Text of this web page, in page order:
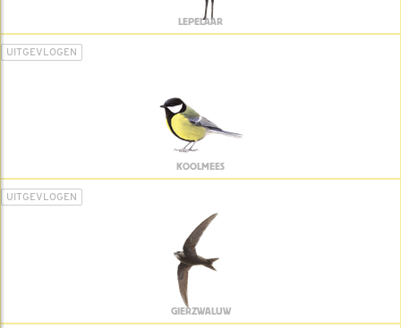
LEPELAAR
UITGEVLOGEN
KOOLMEES
UITGEVLOGEN
GIERZWALUW